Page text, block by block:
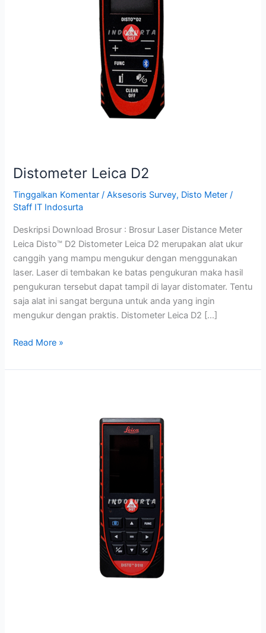
Distometer Leica D2
Tinggalkan Komentar /Aksesoris Survey, Disto Meter /
Staff IT Indosurta
Deskripsi Download Brosur : Brosur Laser Distance Meter
Leica Disto™ D2 Distometer Leica D2 merupakan alat ukur
canggih yang mampu mengukur dengan menggunakan
laser. Laser di tembakan ke batas pengukuran maka hasil
pengukuran tersebut dapat tampil di layar distomater. Tentu
saja alat ini sangat berguna untuk anda yang ingin
mengukur dengan praktis. Distometer Leica D2 […]
Read More »